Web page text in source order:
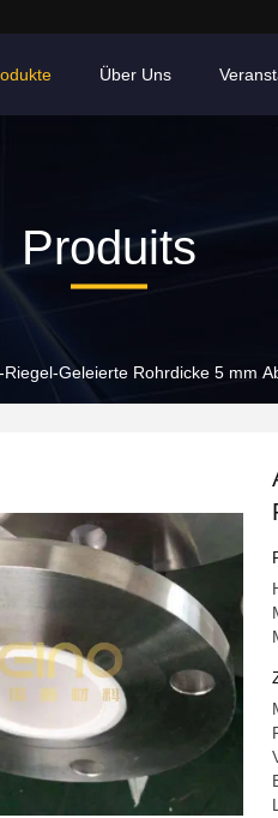
Über Uns
Produits
Geleierte Rohrdicke 5 mm